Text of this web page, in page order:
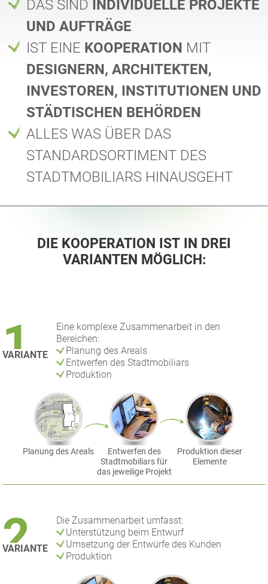
Tische Picknicktisch
Pergolen Zäune
Italienisch Finnisch
Lettisch Litauisch
Estnisch Kroatisch
DAS SIND INDIVIDUELLE PROJEKTE
UND AUFTRÄGE
IST EINE KOOPERATION MIT
DESIGNERN, ARCHITEKTEN,
INVESTOREN, INSTITUTIONEN UND
STÄDTISCHEN BEHÖRDEN
ALLES WAS ÜBER DAS
STANDARDSORTIMENT DES
STADTMOBILIARS HINAUSGEHT
DIE KOOPERATION IST IN DREI
VARIANTEN MÖGLICH:
1
VARIANTE
Eine komplexe Zusammenarbeit in den
Bereichen:
Planung des Areals
Entwerfen des Stadtmobiliars
Produktion
Planung des Areals
Entwerfen des
Stadtmobiliars für
das jeweilige Projekt
Produktion dieser
Elemente
2
VARIANTE
Die Zusammenarbeit umfasst:
Unterstützung beim Entwurf
Umsetzung der Entwürfe des Kunden
Produktion